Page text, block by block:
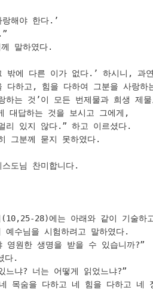
랑해야 한다.’
말하였다.
밖에 다른 이가 없다.’ 하시니, 과
다하고, 힘을 다하여 그분을 사랑
하는 것’이 모든 번제물과 희생 제
대답하는 것을 보시고 그에게,
리 있지 않다.” 하고 이르셨다.
그분께 묻지 못하였다.
도님 찬미합니다.
(10,25-28)에는 아래와 같이 기술하
예수님을 시험하려고 말하였다.
영원한 생명을 받을 수 있습니까
다.
느냐? 너는 어떻게 읽었느냐?”
목숨을 다하고 네 힘을 다하고 네